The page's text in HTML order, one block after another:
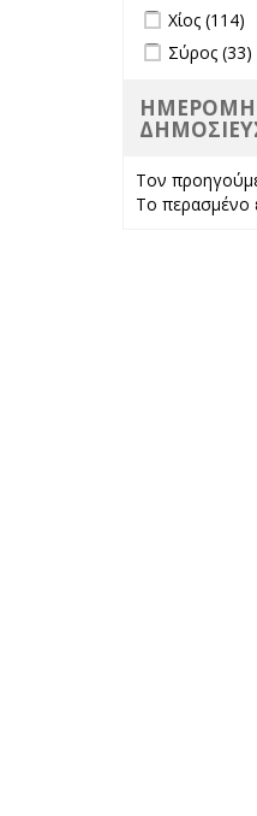
Apply Χίος
Χίος (114)
Apply Σύρος
Σύρος (33)
Τον
Το περασμένο